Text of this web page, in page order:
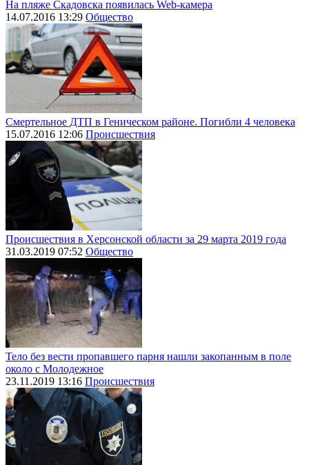
На пляже Скадовска появилась Web-камера
14.07.2016 13:29 Общество
Смертельное ДТП в Геническом районе. Погибли 4 человека
15.07.2016 12:06 Происшествия
Происшествия в Херсонской области за 29 марта 2019 года
31.03.2019 07:52 Общество
Тело без вести пропавшего парня нашли закопанным в поле
около с Молодежное
23.11.2019 13:16 Происшествия